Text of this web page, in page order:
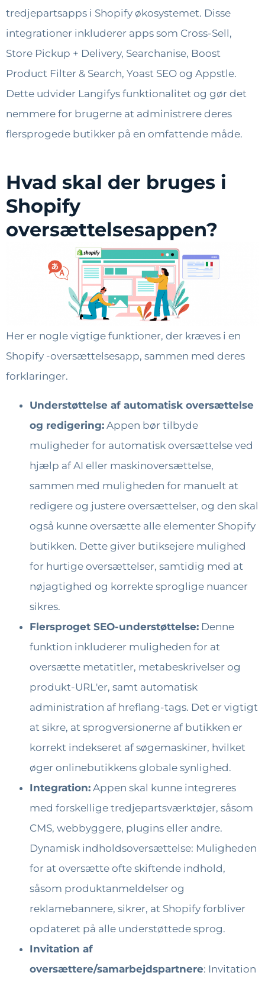
tredjepartsapps i Shopify økosystemet. Disse
integrationer inkluderer apps som Cross-Sell,
Store Pickup + Delivery, Searchanise, Boost
Product Filter & Search, Yoast SEO og Appstle.
Dette udvider Langifys funktionalitet og gør det
nemmere for brugerne at administrere deres
flersprogede butikker på en omfattende måde.
Hvad skal der bruges i
Shopify
oversættelsesappen?
Her er nogle vigtige funktioner, der kræves i en
Shopify -oversættelsesapp, sammen med deres
forklaringer.
Understøttelse af automatisk oversættelse
og redigering: Appen bør tilbyde
muligheder for automatisk oversættelse ved
hjælp af AI eller maskinoversættelse,
sammen med muligheden for manuelt at
redigere og justere oversættelser, og den skal
også kunne oversætte alle elementer Shopify
butikken. Dette giver butiksejere mulighed
for hurtige oversættelser, samtidig med at
nøjagtighed og korrekte sproglige nuancer
sikres.
Flersproget SEO-understøttelse: Denne
funktion inkluderer muligheden for at
oversætte metatitler, metabeskrivelser og
produkt-URL'er, samt automatisk
administration af hreflang-tags. Det er vigtigt
at sikre, at sprogversionerne af butikken er
korrekt indekseret af søgemaskiner, hvilket
øger onlinebutikkens globale synlighed.
Integration: Appen skal kunne integreres
med forskellige tredjepartsværktøjer, såsom
CMS, webbyggere, plugins eller andre.
Dynamisk indholdsoversættelse: Muligheden
for at oversætte ofte skiftende indhold,
såsom produktanmeldelser og
reklamebannere, sikrer, at Shopify forbliver
opdateret på alle understøttede sprog.
Invitation af
oversættere/samarbejdspartnere: Invitation